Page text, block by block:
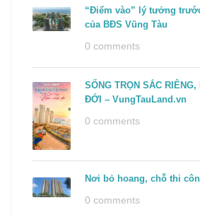
“Điểm vào” lý tưởng
của BĐS Vũng Tàu
0 comments
SỐNG TRỌN SẮC
ĐỚI – VungTauLand.vn
0 comments
Nơi bỏ hoang, chỗ thi
0 comments